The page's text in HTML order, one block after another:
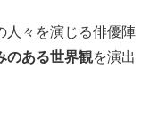
人々を演じる俳優陣
のある世界観を演出